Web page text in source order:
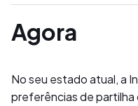
Agora
No seu estado atual, a
preferências de partilha